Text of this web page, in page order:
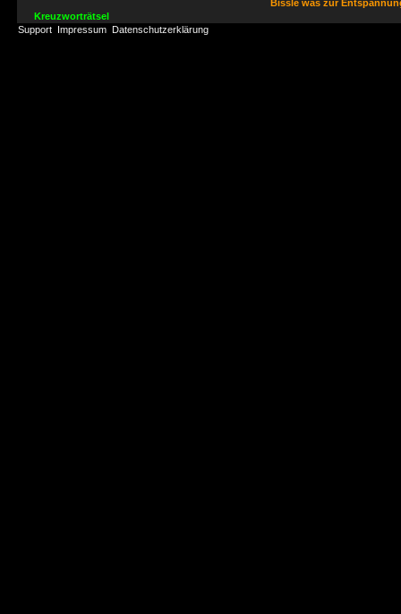
Bissle was zur
Kreuzworträtsel
Support Impressum Datenschutzerklärung